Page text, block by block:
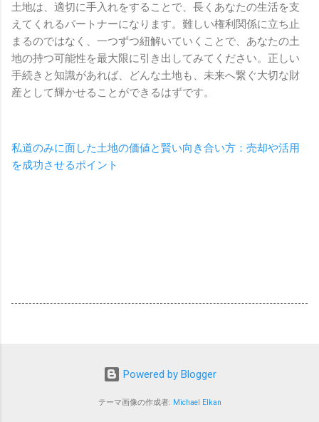
土地は、適切に手入れをすることで、長くあなたの生活を支
えてくれるパートナーになります。難しい権利関係に立ち止
まるのではなく、一つずつ紐解いていくことで、あなたの土
地の持つ可能性を最大限に引き出してみてください。正しい
手続きと知識があれば、どんな土地も、未来へ繋ぐ大切な財
産として輝かせることができるはずです。
私道のみに面した土地の価値と賢い向き合い方：売却や活用
を成功させるポイント
Powered by Blogger
テーマ画像の作成者: Michael Elkan